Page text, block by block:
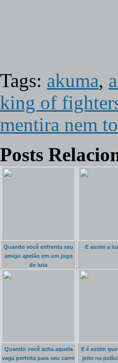
Tags: akuma,
king of
mentira nem
Posts
Quando você enfrenta seu
amigo apelão em um jogo
de luta
E assim a
Quando você acha aquela
vaga perfeita para seu carro
E é assim
jeito na